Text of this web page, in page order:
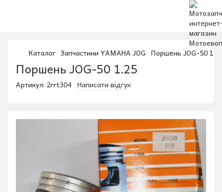
Каталог Запчастини YAMAHA JOG Поршень JOG-50
Поршень JOG-50 1.25
Артикул: 2rrt304 Написати відгук